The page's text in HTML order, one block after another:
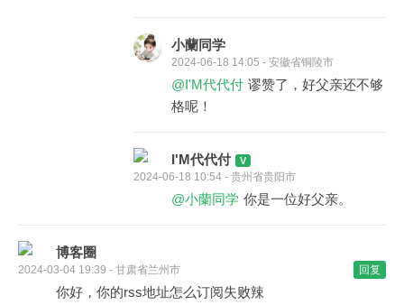
小蘭同学
2024-06-18 14:05 - 安徽省铜陵市
@I'M代代付 谬赞了，好父亲还不够
格呢！
I'M代代付
2024-06-18 10:54 - 贵州省贵阳市
@小蘭同学 你是一位好父亲。
博客圈
2024-03-04 19:39 - 甘肃省兰州市 回复
你好，你的rss地址怎么订阅失败辣